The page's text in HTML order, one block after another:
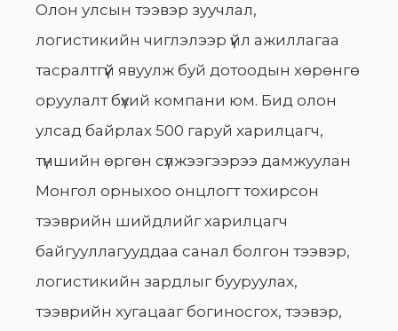
Олон улсын тээвэр зуучлал,
логистикийн чиглэлээр үйл ажиллагаа
тасралтгүй явуулж буй дотоодын хөрөнгө
оруулалт бүхий компани юм. Бид олон
улсад байрлах 500 гаруй харилцагч,
түншийн өргөн сүлжээгээрээ дамжуулан
Монгол орныхоо онцлогт тохирсон
тээврийн шийдлийг харилцагч
байгууллагууддаа санал болгон тээвэр,
логистикийн зардлыг бууруулах,
тээврийн хугацааг богиносгох, тээвэр,